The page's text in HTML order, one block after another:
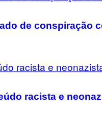
de conspiração
racista e